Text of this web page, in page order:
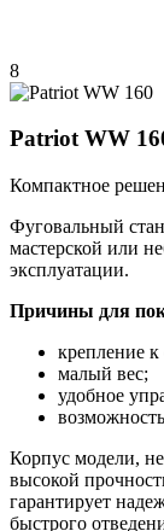
8
Patriot WW
Компактное
Фуговальный
мастерской или
эксплуатации.
Причины для
крепление
малый вес;
удобное
Корпус модели,
высокой
гарантирует
быстрого